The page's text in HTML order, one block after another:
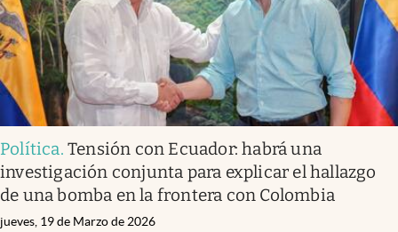
Política.Tensión con Ecuador: habrá una
investigación conjunta para explicar el hallazgo
de una bomba en la frontera con Colombia
jueves, 19 de Marzo de 2026